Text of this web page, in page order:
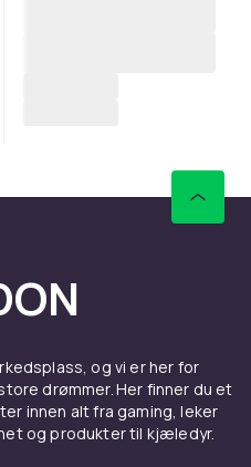
og vi er her for
drømmer. Her finner du et
innen alt fra gaming, leker
og produkter til kjæledyr.